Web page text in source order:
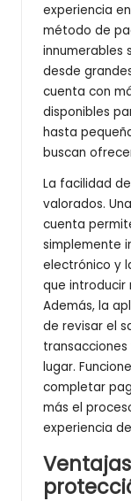
experiencia
método de
innumerables
desde
cuenta con
disponibles
hasta
buscan
La facilidad
valorados.
cuenta
simplemente
electrónico y
que introducir
Además, la
de revisar el
lugar.
completar
más el
experiencia